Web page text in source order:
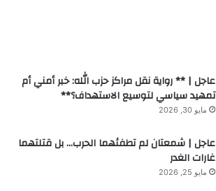
عاجل | ** رواية نقل مراكز حزب الله: خبر أمني أم
تمهيد سياسي لتوسيع الاستهداف؟**
مايو 30, 2026
عاجل | شمعتان لم تطفئهما الحرب… بل قتلتهما
غارات الغدر
مايو 25, 2026